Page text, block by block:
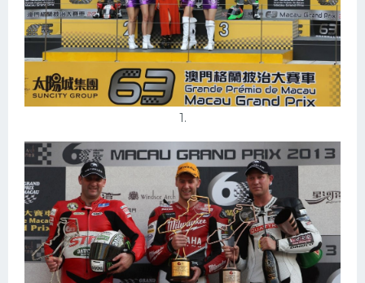
1.
Много картинок...
Футбол
Баскетбол
Велогонки
Конькобежный спорт
Тренажеры
Интерьеры квартир